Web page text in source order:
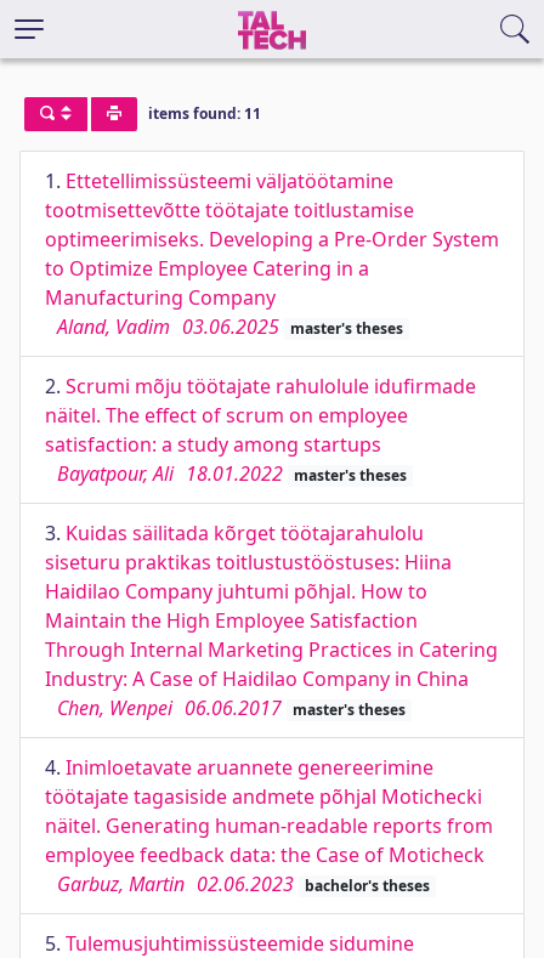
items found: 11
1. Ettetellimissüsteemi väljatöötamine
tootmisettevõtte töötajate toitlustamise
optimeerimiseks. Developing a Pre-Order System
to Optimize Employee Catering in a
Manufacturing Company
Aland, Vadim 03.06.2025 master's theses
2. Scrumi mõju töötajate rahulolule idufirmade
näitel. The effect of scrum on employee
satisfaction: a study among startups
Bayatpour, Ali 18.01.2022 master's theses
3. Kuidas säilitada kõrget töötajarahulolu
siseturu praktikas toitlustustööstuses: Hiina
Haidilao Company juhtumi põhjal. How to
Maintain the High Employee Satisfaction
Through Internal Marketing Practices in Catering
Industry: A Case of Haidilao Company in China
Chen, Wenpei 06.06.2017 master's theses
4. Inimloetavate aruannete genereerimine
töötajate tagasiside andmete põhjal Motichecki
näitel. Generating human-readable reports from
employee feedback data: the Case of Moticheck
Garbuz, Martin 02.06.2023 bachelor's theses
5. Tulemusjuhtimissüsteemide sidumine